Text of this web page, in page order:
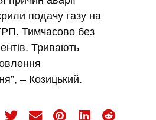
подачу газу на
Тимчасово без
Тривають
– Козицький.